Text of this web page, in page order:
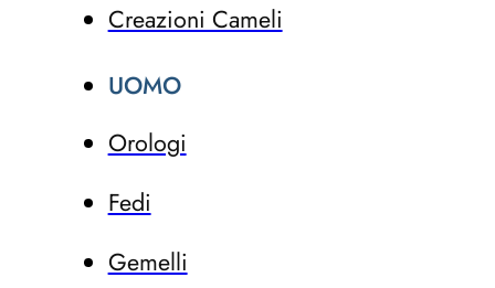
Creazioni Cameli
UOMO
Orologi
Fedi
Gemelli